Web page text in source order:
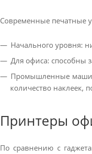
Современные печатные
Начального уровня:
Для офиса: способны
Промышленные
количество наклеек,
Принтеры
По сравнению с